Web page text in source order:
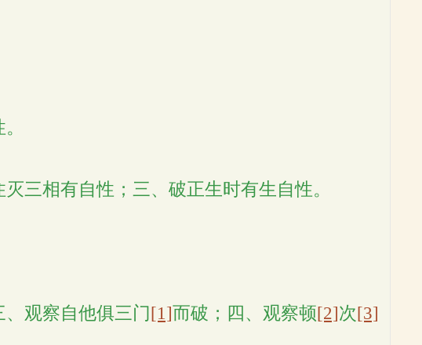
三相有自性；三、破正生时有生自性。
观察自他俱三门[1]而破；四、观察顿[2]次[3]